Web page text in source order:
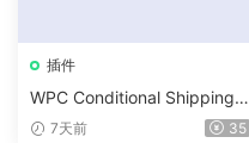
插件
WPC Conditional Shipping &
Payments (Premium) v1.0.2
7天前 35